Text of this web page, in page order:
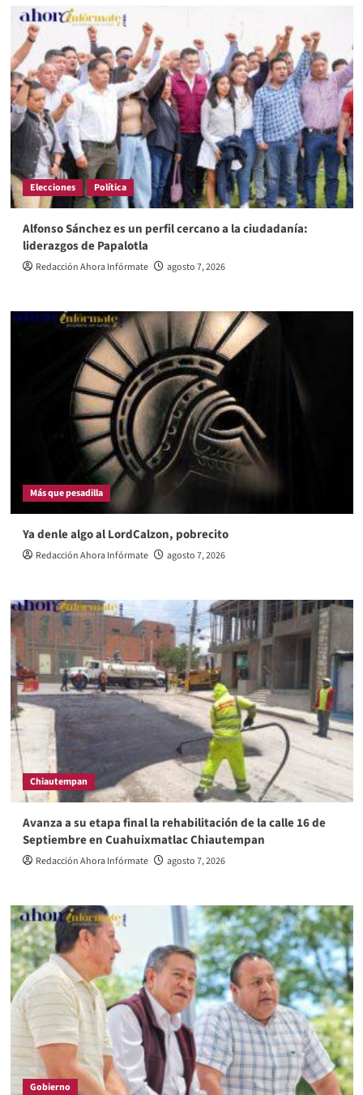
Elecciones Política
Alfonso Sánchez es un perfil cercano a la ciudadanía:
liderazgos de Papalotla
Redacción Ahora Infórmate agosto 7, 2026
Más que pesadilla
Ya denle algo al LordCalzon, pobrecito
Redacción Ahora Infórmate agosto 7, 2026
Chiautempan
Avanza a su etapa final la rehabilitación de la calle 16 de
Septiembre en Cuahuixmatlac Chiautempan
Redacción Ahora Infórmate agosto 7, 2026
Gobierno